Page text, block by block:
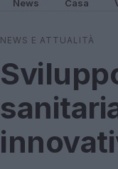
News Casa
NEWS E ATTUALITÀ